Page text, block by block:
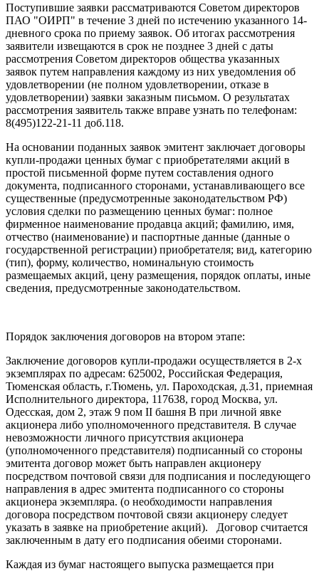
Поступившие заявки рассматриваются Советом директоров
ПАО "ОИРП" в течение 3 дней по истечению указанного 14-
дневного срока по приему заявок. Об итогах рассмотрения
заявители извещаются в срок не позднее 3 дней с даты
рассмотрения Советом директоров общества указанных
заявок путем направления каждому из них уведомления об
удовлетворении (не полном удовлетворении, отказе в
удовлетворении) заявки заказным письмом. О результатах
рассмотрения заявитель также вправе узнать по телефонам:
8(495)122-21-11 доб.118.
На основании поданных заявок эмитент заключает договоры
купли-продажи ценных бумаг с приобретателями акций в
простой письменной форме путем составления одного
документа, подписанного сторонами, устанавливающего все
существенные (предусмотренные законодательством РФ)
условия сделки по размещению ценных бумаг: полное
фирменное наименование продавца акций; фамилию, имя,
отчество (наименование) и паспортные данные (данные о
государственной регистрации) приобретателя; вид, категорию
(тип), форму, количество, номинальную стоимость
размещаемых акций, цену размещения, порядок оплаты, иные
сведения, предусмотренные законодательством.
Порядок заключения договоров на втором этапе:
Заключение договоров купли-продажи осуществляется в 2-х
экземплярах по адресам: 625002, Российская Федерация,
Тюменская область, г.Тюмень, ул. Пароходская, д.31, приемная
Исполнительного директора, 117638, город Москва, ул.
Одесская, дом 2, этаж 9 пом II башня В при личной явке
акционера либо уполномоченного представителя. В случае
невозможности личного присутствия акционера
(уполномоченного представителя) подписанный со стороны
эмитента договор может быть направлен акционеру
посредством почтовой связи для подписания и последующего
направления в адрес эмитента подписанного со стороны
акционера экземпляра. (о необходимости направления
договора посредством почтовой связи акционеру следует
указать в заявке на приобретение акций). Договор считается
заключенным в дату его подписания обеими сторонами.
Каждая из бумаг настоящего выпуска размещается при